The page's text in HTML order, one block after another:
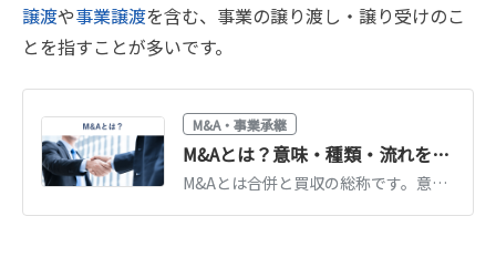
譲渡や事業譲渡を含む、事業の譲り渡し・譲り受けのこ
とを指すことが多いです。
M&A・事業承継
M&Aとは？意味・種類・流れを図解でわかりやすく解説【2026年最新】
M&Aとは合併と買収の総称です。意味・目的・手法の種類・進め方の流れを図解でわかりやすく解説。中小企業の事業承継での活用や2026年の最新動向もまとめています。